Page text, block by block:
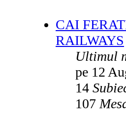
CAI
RAILWAYS
Ultimul
pe 12
14
107